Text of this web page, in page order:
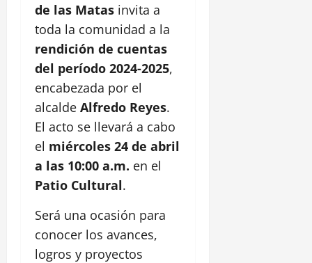
de las Matas invita a
toda la comunidad a la
rendición de cuentas
del período 2024-2025,
encabezada por el
alcalde Alfredo Reyes.
El acto se llevará a cabo
el miércoles 24 de abril
a las 10:00 a.m. en el
Patio Cultural.
Será una ocasión para
conocer los avances,
logros y proyectos